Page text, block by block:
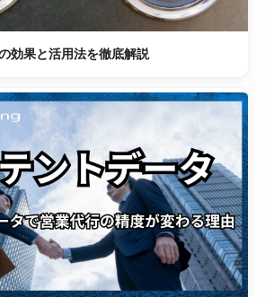
効果と活用法を徹底解説